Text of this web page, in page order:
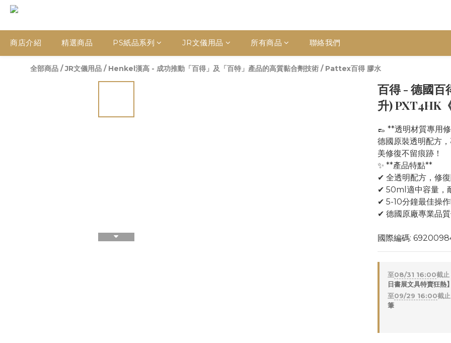
商店介紹 精選商品 PS紙品系列 JR文儀用品 所有商品 聯絡我們
全部商品 /JR文儀用品 / Henkel漢高 - 成功推動「百得」及「百特」產品的高質黏合劑技術 / Pattex百得 膠水
百得 - 德國百
升) PXT4HK
👞 **透明材質專用
德國原裝透明配方
美修復不留痕跡！
✨ **產品特點**
✔ 全透明配方，修
✔ 50ml適中容量，
✔ 5-10分鐘最佳操
✔ 德國原廠專業品
國際編碼:
至08/31 16:00截止
日書展文具特賣狂熱
至09/29 16:00截止
筆